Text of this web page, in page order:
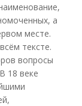
а
месте.
тексте.
вопросы
18 веке